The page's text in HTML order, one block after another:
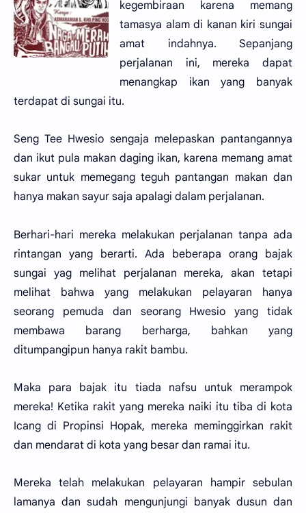
kegembiraan karena memang
tamasya alam di kanan kiri sungai
amat indahnya. Sepanjang
perjalanan ini, mereka dapat
menangkap ikan yang banyak
terdapat di sungai itu.
Seng Tee Hwesio sengaja melepaskan pantangannya
dan ikut pula makan daging ikan, karena memang amat
sukar untuk memegang teguh pantangan makan dan
hanya makan sayur saja apalagi dalam perjalanan.
Berhari-hari mereka melakukan perjalanan tanpa ada
rintangan yang berarti. Ada beberapa orang bajak
sungai yag melihat perjalanan mereka, akan tetapi
melihat bahwa yang melakukan pelayaran hanya
seorang pemuda dan seorang Hwesio yang tidak
membawa barang berharga, bahkan yang
ditumpangipun hanya rakit bambu.
Maka para bajak itu tiada nafsu untuk merampok
mereka! Ketika rakit yang mereka naiki itu tiba di kota
Icang di Propinsi Hopak, mereka meminggirkan rakit
dan mendarat di kota yang besar dan ramai itu.
Mereka telah melakukan pelayaran hampir sebulan
lamanya dan sudah mengunjungi banyak dusun dan